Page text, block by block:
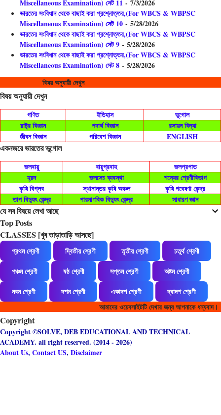
Miscellaneous Examination) সেট 11 - 7/3/2026
ভারতের সংবিধান থেকে বাছাই করা প্রশ্নোত্তর,(For WBCS & WBPSC
Miscellaneous Examination) সেট 10 - 5/28/2026
ভারতের সংবিধান থেকে বাছাই করা প্রশ্নোত্তর,(For WBCS & WBPSC
Miscellaneous Examination) সেট 9 - 5/28/2026
ভারতের সংবিধান থেকে বাছাই করা প্রশ্নোত্তর,(For WBCS & WBPSC
Miscellaneous Examination) সেট 8 - 5/28/2026
বিষয় অনুযায়ী দেখুন
বিষয় অনুযায়ী দেখুন
গণিত ইতিহাস
ভূগোল
রাষ্ট্র বিজ্ঞান
পদার্থ বিজ্ঞান
রসায়ন বিদ্যা
জীবন বিজ্ঞান
পরিবেশ বিজ্ঞান ENGLISH
একনজরে ভারতের ভূগোল
জলবায়ু বায়ুপ্রবাহ
জলপ্রপাত
হ্রদ
জলসেচ ব্যবস্থা
শস্যের শ্রেণীবিভাগ
কৃষি বিপ্লব
স্থানান্তর কৃষি অঞ্চল
কৃষি গবেষণা কেন্দ্র
তাপ বিদ্যুৎ কেন্দ্র
পারমাণবিক বিদ্যুৎ কেন্দ্র সাধারণ জ্ঞান
যে সব বিষয়ে লেখা আছে
Top Posts
CLASSES [খুব তাড়াতাড়ি আসছে]
প্রথম শ্রেণী দ্বিতীয় শ্রেণী তৃতীয় শ্রেণী
চতুর্থ শ্রেণী
পঞ্চম শ্রেণী
ষষ্ঠ শ্রেণী সপ্তম শ্রেণী
অষ্টম শ্রেণী
নবম শ্রেণী
দশম শ্রেণী একাদশ শ্রেণী
দ্বাদশ শ্রেণী
আমাদের ওয়েবসাইটটি দেখার জন্য আপনাকে ধন্যবাদ।
Copyright
Copyright ©SOLVE, DEB EDUCATIONAL AND TECHNICAL
ACADEMY. all right reserved. (2014 - 2026)
About Us, Contact US, Disclaimer